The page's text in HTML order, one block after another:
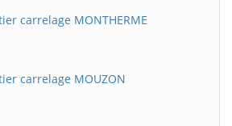
carrelage MONTHERME
carrelage MOUZON